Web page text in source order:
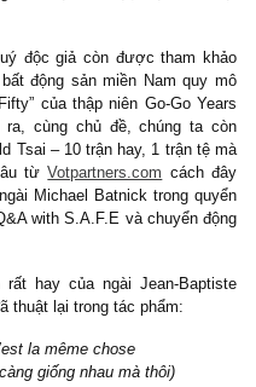
đắng ngay sau đó – qua
ngài Fred Schwed Jr. trên
nầy, ông đã vẽ nên bức
lý đồng thuận đám đông”
nhân vật, bài học “người
đắn mọi thời đại, thậm
quý độc giả còn được tham
Fifty” của thập niên Go-Go
ra, cùng chủ đề, chúng
Tsai – 10 trận hay, 1 trận
lâu từVotpartners.com